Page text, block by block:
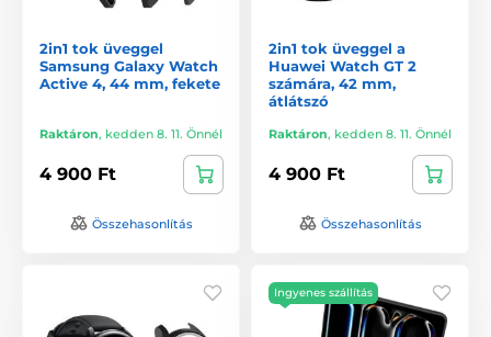
2in1 tok üveggel
Samsung Galaxy Watch
Active 4, 44 mm, fekete
Raktáron, kedden 8. 11. Önnél
4 900 Ft
Összehasonlítás
2in1 tok üveggel a
Huawei Watch GT 2
számára, 42 mm,
átlátszó
Raktáron, kedden 8. 11. Önnél
4 900 Ft
Összehasonlítás
Ingyenes szállítás